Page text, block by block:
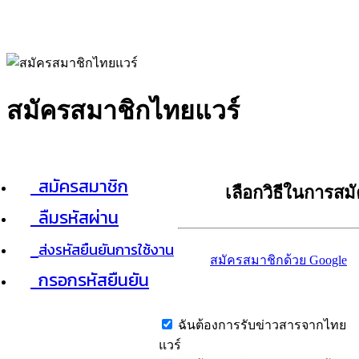
สมัครสมาชิกไทยแวร์
สมัครสมาชิก
ลืมรหัสผ่าน
ส่งรหัสยืนยันการใช้งาน
กรอกรหัสยืนยัน
เลือกวิธีในการส
สมัครสมาชิกด้วย Google
ฉันต้องการรับข่าวสารจากไทย
แวร์